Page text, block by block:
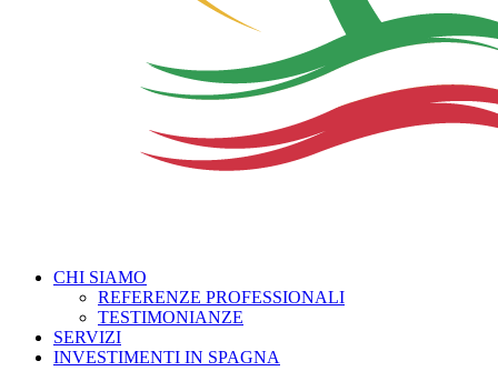
CHI SIAMO
REFERENZE PROFESSIONALI
TESTIMONIANZE
SERVIZI
INVESTIMENTI IN SPAGNA